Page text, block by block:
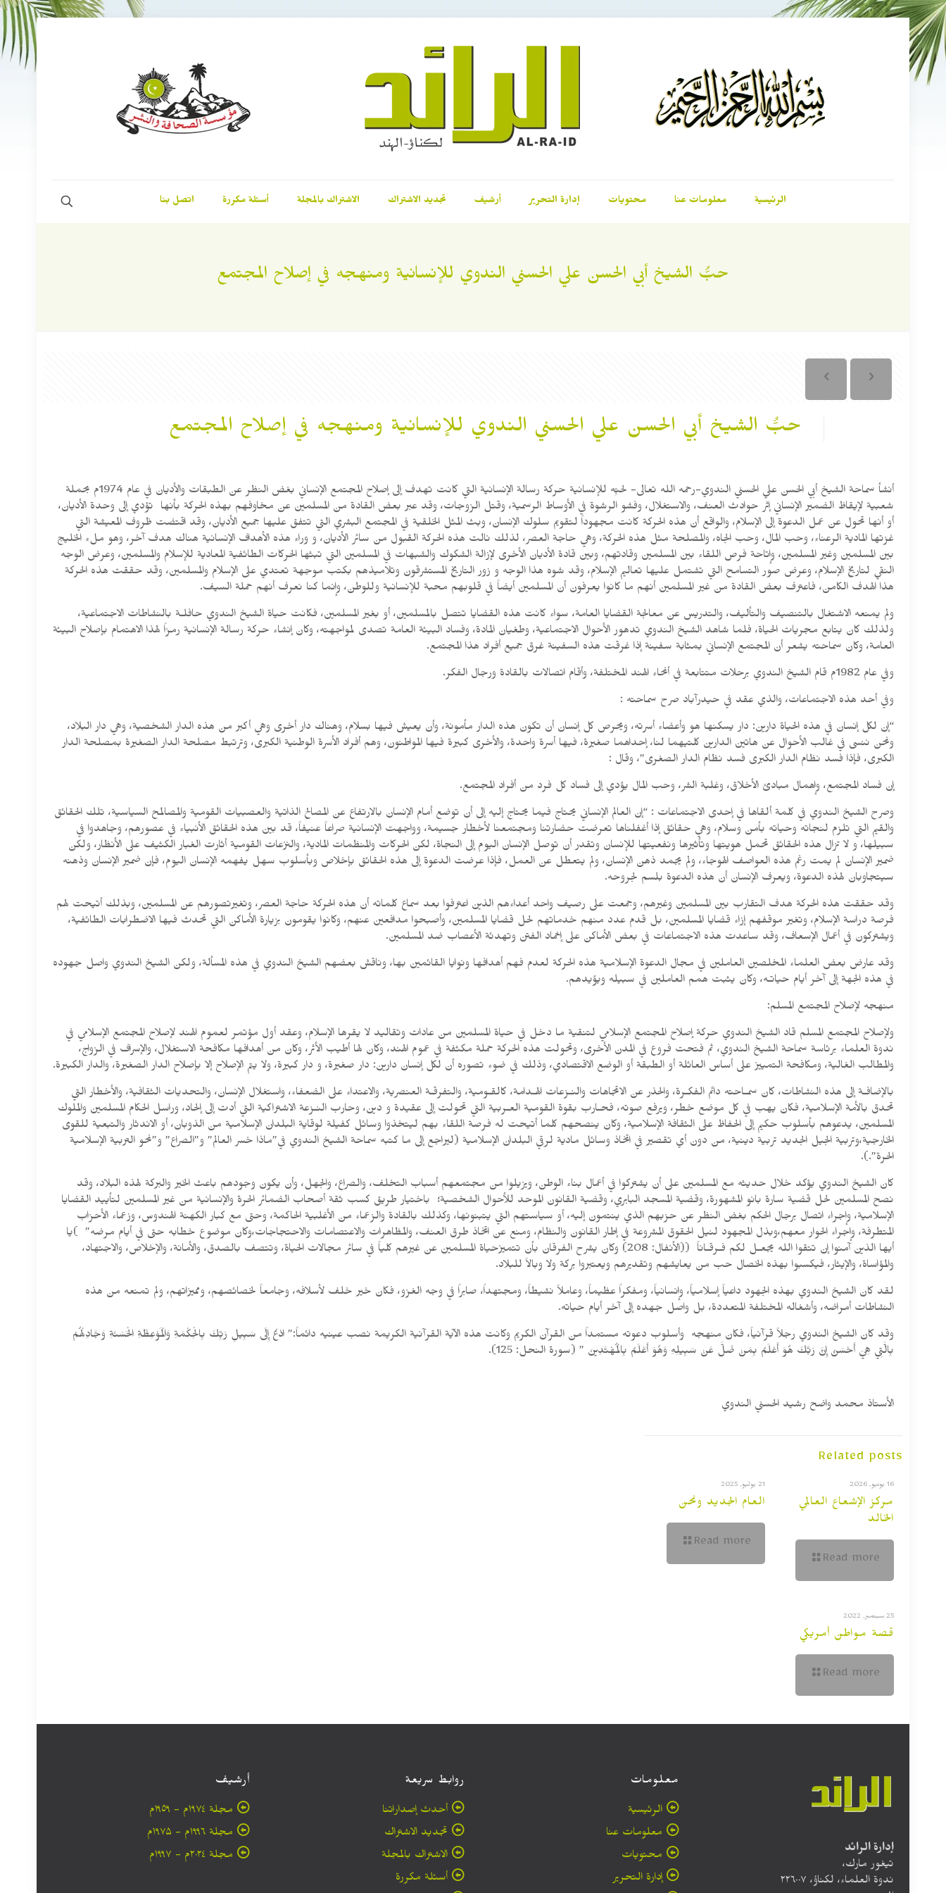
الرئيسية معلومات عنا محتويات إدارة التحرير أرشيف تجديد الاشتراك الاشتراك بالمجلة أسئلة مكررة اتصل بنا
حبُّ الشيخ أبي الحسن علي الحسني الندوي للإنسانية ومنهجه في إصلاح المجتمع
حبُّ الشيخ أبي الحسن علي الحسني الندوي للإنسانية ومنهجه في إصلاح المجتمع
أنشأ سماحة الشيخ أبي الحسن علي الحسني الندوي-رحمه الله تعالى- لحبِّه للإنسانية حركة رسالة الإنسانية التي كانت تهدف إلى إصلاح المجتمع الإنساني بغض النظر عن الطبقات والأديان في عام 1974م بحملة
شعبية لإيقاظ الضمير الإنساني إثر حوادث العنف، والاستغلال، وفشو الرشوة في الأوساط الرسمية، وقتل الزوجات، وقد عبر بعض القادة من المسلمين عن مخاوفهم بهذه الحركة بأنها تؤدي إلى وحدة الأديان،
أو أنها تحول عن عمل الدعوة إلى الإسلام، والواقع أن هذه الحركة كانت مجهوداً لتقويم سلوك الإنسان، وبث المثل الخلقية في المجتمع البشري التي تتفق عليها جميع الأديان، وقد اقتضت ظروف المعيشة التي
غزتها المادية الرعناء، وحب المال، وحب الجاه، والمصلحة مثل هذه الحركة، وهي حاجة العصر، لذلك نالت هذه الحركة القبول من سائر الأديان، و وراء هذه الأهداف الإنسانية هناك هدف آخر، وهو ملء الخليج
بين المسلمين وغير المسلمين، وإتاحة فرص اللقاء بين المسلمين وقادتهم، وبين قادة الأديان الأخرى لإزالة الشكوك والشبهات في المسلمين التي تبثها الحركات الطائفية المعادية للإسلام والمسلمين، وعرض الوجه
النقي لتاريخ الإسلام، وعرض صور التسامح التي تشتمل عليها تعاليم الإسلام، وقد شوه هذا الوجه و زور التاريخ المستشرقون وتلاميذهم بكتب موجهة تعتدي على الإسلام والمسلمين، وقد حققت هذه الحركة
هذا الهدف الكامن، فاعترف بعض القادة من غير المسلمين أنهم ما كانوا يعرفون أن المسلمين أيضاً في قلوبهم محبة للإنسانية وللوطن، وإنما كنا نعرف أنهم حملة السيف.
ولم يمنعه الاشتغال بالتنصيف والتأليف، والتدريس عن معالجة القضايا العامة، سواء كانت هذه القضايا تتصل بالمسلمين، أو بغير المسلمين، فكانت حياة الشيخ الندوي حافلـة بالنشاطات الاجتماعية،
ولذلك كان يتابع مجريات الحياة، فلما شاهد الشيخ الندوي تدهور الأحوال الاجتماعية، وطغيان المادة، وفساد البيئة العامة تصدى لمواجهته، وكان إنشاء حركة رسالة الإنسانية رمزاً لهذا الاهتمام بإصلاح البيئة
العامة، وكان سماحته يشعر أن المجتمع الإنساني بمثابة سفينة إذا غرقت هذه السفينة غرق جميع أفراد هذا المجتمع.
وفي عام 1982م قام الشيخ الندوي برحلات متتابعة في أنحاء الهند المختلفة، وأقام اتصالات بالقادة ورجال الفكر.
وفي أحد هذه الاجتماعات، والذي عقد في حيدرآباد صرح سماحته :
“إن لكل إنسان في هذه الحياة دارين: دار يسكنها هو وأعضاء أسرته، ويحرص كل إنسان أن تكون هذه الدار مأمونة، وأن يعيش فيها بسلام، وهناك دار أخرى وهي أكبر من هذه الدار الشخصية، وهي دار البلاد،
ونحن ننسى في غالب الأحوال عن هاتين الدارين كلتيهما لنا، إحداهما صغيرة، فيها أسرة واحدة، والأخرى كبيرة فيها المواطنون، وهم أفراد الأسرة الوطنية الكبرى، وترتبط مصلحة الدار الصغيرة بمصلحة الدار
الكبرى، فإذا فسد نظام الدار الكبرى فسد نظام الدار الصغرى”، وقال :
إن فساد المجتمع، وإهمال مبادئ الأخلاق، وغلبة الشر، وحب المال يؤدي إلى فساد كل فرد من أفراد المجتمع.
وصرح الشيخ الندوي في كلمة ألقاها في إحدى الاجتماعات : “إن العالم الإنساني يحتاج فيما يحتاج إليه إلى أن توضع أمام الإنسان بالارتفاع عن المصالح الذاتية والعصبيات القومية والمصالمح السياسية، تلك الحقائق
والقيم التي تلزم لنجاته وحياته بأمن وسلام، وهي حقائق إذا أغفلناها تعرضت حضارتنا ومجتمعنا لأخطار جسيمة، وواجهت الإنسانية صراعاً عنيفاً، قد بين هذه الحقائق الأنبياء في عصورهم، وجاهدوا في
سبيلها، و لا تزال هذه الحقائق تحمل هويتها وتأثيرها ونفعيتها للإنسان وتقدر أن توصل الإنسان اليوم إلى النجاة، لكن الحركات والمنظمات المادية، والنزعات القومية أثارت الغبار الكثيف على الأنظار، ولكن
ضمير الإنسان لم يمت رغم هذه العواصف الهوجاء، ولم يجمد ذهن الإنسان، ولم يتعطل عن العمل، فإذا عرضت الدعوة إلى هذه الحقائق بإخلاص وبأسلوب سهل يفهمه الإنسان اليوم، فإن ضمير الإنسان وذهنه
سيتجاوبان لهذه الدعوة، ويعرف الإنسان أن هذه الدعوة بلسم لجروحه.
وقد حققت هذه الحركة هدف التقارب بين المسلمين وغيرهم، وجمعت على رصيف واحد أعداءهم الذين اعترفوا بعد سماع كلماته أن هذه الحركة حاجة العصر، وتغيرتصورهم عن المسلمين، وبذلك أتيحت لهم
فرصة دراسة الإسلام، وتغير موقفهم إزاء قضايا المسلمين، بل قدم عدد منهم خدماتهم لحل قضايا المسلمين، وأصبحوا مدافعين عنهم، وكانوا يقومون بزيارة الأماكن التي تحدث فيها الاضطرابات الطائفية،
ويشتركون في أعمال الإسعاف، وقد ساعدت هذه الاجتماعات في بعض الأماكن على إخماد الفتن وتهدئة الأعصاب ضد المسلمين.
وقد عارض بعض العلماء المخلصين العاملين في مجال الدعوة الإسلامية هذه الحركة لعدم فهم أهدافها ونوايا القائمين بها، وناقش بعضهم الشيخ الندوي في هذه المسألة، ولكن الشيخ الندوي واصل جهوده
في هذه الجهة إلى آخر أيام حياتـه، وكان يثبت همم العاملين في سبيله ويؤيدهم.
منهجه لإصلاح المجتمع المسلم:
ولإصلاح المجتمع المسلم قاد الشيخ الندوي حركة إصلاح المجتمع الإسلامي لتنقية ما دخل في حياة المسلمين من عادات وتقاليد لا يقرها الإسلام، وعقد أول مؤتمر لعموم الهند لإصلاح المجتمع الإسلامي في
ندوة العلماء برئاسة سماحة الشيخ الندوي، ثم فتحت فروع في المدن الأخرى، وتحولت هذه الحركة حملة مكثفة في عموم الهند، وكان لها أطيب الأثر، وكان من أهدافها مكافحة الاستغلال، والإسراف في الزواج،
والمطالب الغالية، ومكافحة التمييز على أساس العائلة أو الطبقة أو الوضع الاقتصادي، وذلك في ضوء تصوره أن لكل إنسان دارين: دار صغيرة، و دار كبيرة، ولا يتم الإصلاح إلا بإصلاح الدار الصغيرة، والدار الكبيرة.
بالإضافـة إلى هذه النشاطات، كان سمـاحته دائم الفكـرة، والحذر عن الاتجاهات والنـزعات الهـدامة، كالقـومية، والتفرقـة العنصرية، والاعتداء على الضعفاء، واستغلال الإنسان، والتحديات الثقافية، والأخطار التي
تحدق بالأمة الإسلامية، فكان يهب في كل موضع خطر، ويرفع صوته، فحـارب بقوة القومية العـربية التي تحولت إلى عقيدة و دين، وحارب النـزعة الاشتراكية التي أدت إلى إلحاد، وراسل الحكام المسلمين والملوك
المسلمين، يدعوهم بأسلوب حكيم إلى الحفاظ على الثقافة الإسلامية، وكان ينصحهم كلما أتيحت له فرصة اللقاء بهم ليتخذوا وسائل كفيلة لوقاية البلدان الإسلامية من الذوبان، أو الاندثار والتبعية للقوى
الخارجية،وتربية الجيل الجديد تربية دينية، من دون أي تقصير في اتخاذ وسائل مادية لرقي البلدان الإسلامية (ليراجع إلى ما كتبه سماحة الشيخ الندوي في”ماذا خسر العالم” و”الصراع” و”نحو التربية الإسلامية
الحرة”.).
كان الشيخ الندوي يؤكد خلال حديثه مع المسلمين على أن يشتركوا في أعمال بناء الوطن، ويزيلوا من مجتمعهم أسباب التخلف، والصراع، والجهل، وأن يكون وجودهم باعث الخير والبركة لهذه البلاد، وقد
نصح المسلمين لحل قضية سارة بانو المشهورة، وقضية المسجد البابري، وقضية القانون الموحد للأحوال الشخصية؛ باختيار طريق كسب ثقة أصحاب الضمائر الحرة والإنسانية من غير المسلمين لتأييد القضايا
الإسلامية، وإجراء اتصال برجال الحكم بغض النظر عن حزبهم الذي ينتمون إليه، أو سياستهم التي يتبنونها، وكذلك بالقادة والزعماء من الأغلبية الحاكمة، وحتى مع كبار الكهنة الهندوس، وزعماء الأحزاب
المتطرفة، وإجراء الحوار معهم،وبذل المجهود لنيل الحقوق المشروعة في إطار القانون والنظام، ومنع عن اتخاذ طرق العنف، والمظاهرات والاعتصامات والاحتجاجات،وكان موضوع خطابه حتى في أيام مرضه” )يا
أيها الذين آمنوا إن تتقوا الله يجعـل لكم فـرقـاناً ((الأنفال: 208) وكان يشرح الفرقان بأن تتميزحياة المسلمين عن غيرهم كلياً في سائر مجالات الحياة، وتتصف بالصدق، والأمانة، والإخلاص، والاجتهاد،
والمؤاساة، والإيثار، فيكسبوا بهذه الخصال حب من يعايشهم وتقديرهم ويعتبروا بركة ولا وبالاً للبلاد.
لقد كان الشيخ الندوي بهذه الجهود داعياً إسلامياً، وإنسانياً، ومفكراً عظيماً، وعاملاً نشيطاً، ومجتهداً، صابراً في وجه الغزو، فكان خير خلف لأسلافه، وجامعاً لخصائصهم، ومميزاتهم، ولم تمنعه من هذه
النشاطات أمراضه، وأشغاله المختلفة المتعددة، بل واصل جهده إلى آخر أيام حياته.
وقد كان الشيخ الندوي رجلاً قرآنياً، فكان منهجه وأسلوب دعوته مستمداً من القرآن الكريم وكانت هذه الآية القرآنية الكريمة نصب عينيه دائماً:” ادْعُ إِلَى سَبِيلِ رَبِّكَ بِالْحِكْمَةِ وَالْمَوْعِظَةِ الْحَسَنَةِ وَجَادِلْهُمْ
بِالَّتِي هِيَ أَحْسَنُ إِنَّ رَبَّكَ هُوَ أَعْلَمُ بِمَنْ ضَلَّ عَنْ سَبِيلِهِ وَهُوَ أَعْلَمُ بِالْمُهْتَدِينَ ” (سورة النحل: 125).
الأستاذ محمد واضح رشيد الحسني الندوي
Related posts
16 يونيو, 2026
مركز الإشعاع العالمي
الخالد
Read more
21 يوليو, 2025
العام الجديد ونحن
Read more
25 سبتمبر, 2022
قصة مواطن أمريكي
Read more
إدارة الرائد
تيغور مارك،
ندوة العلماء، لكناؤ، ۲۲٦۰۰۷
معلومات
الرئيسية
معلومات عنا
محتويات
إدارة التحرير
روابط سريعة
أحدث إصداراتنا
تجديد الاشتراك
الاشتراك بالمجلة
أسئلة مكررة
أرشيف
مجلة ۱۹۷٤م - ١٩٥٩م
مجلة ۱۹۹٦م - ۱۹۷۵م
مجلة ۲۰۲٤م - ۱۹۹۷م